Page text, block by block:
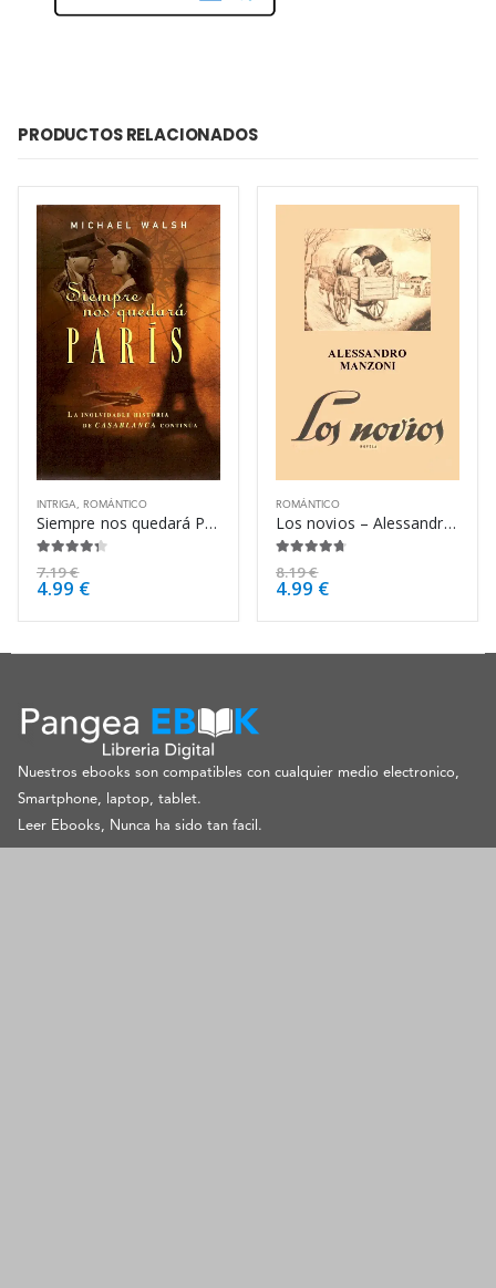
PRODUCTOS RELACIONADOS
INTRIGA ROMÁNTICO
Siempre nos quedará París – Michael Walsh
7.19€
4.99 €
ROMÁNTICO
Los novios – Alessandro Manzoni
8.19€
4.99 €
Nuestros ebooks son compatibles con cualquier medio electronico,
Smartphone, laptop, tablet.
Leer Ebooks, Nunca ha sido tan facil.